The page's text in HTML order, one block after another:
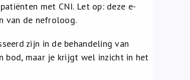
met CNI. Let op: deze e-
van de nefroloog.
zijn in de behandeling van
bod, maar je krijgt wel inzicht in het